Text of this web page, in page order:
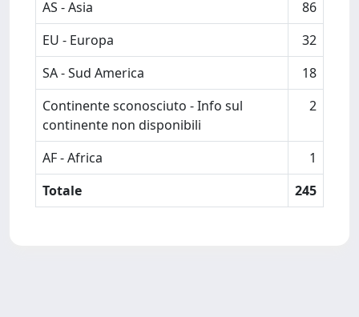
AS - Asia
86
EU - Europa
32
SA - Sud America
18
Continente sconosciuto - Info sul
continente non disponibili
2
AF - Africa
1
Totale
245